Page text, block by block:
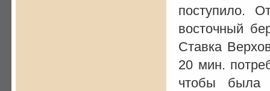
поступило.
восточный
Ставка
20 мин.
чтобы была